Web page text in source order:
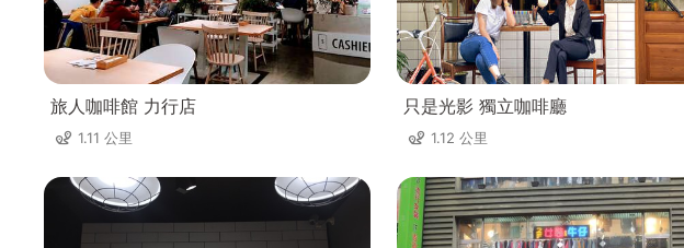
旅人咖啡館 力行店
1.11 公里
只是光影 獨立咖啡廳
1.12 公里